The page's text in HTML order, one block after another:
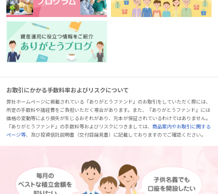
お取引にかかる手数料率およびリスクについて
弊社ホームページに掲載されている『ありがとうファンド』のお取引をしていただく際には、
所定の手数料や諸経費をご負担いただく場合があります。また、『ありがとうファンド』には
価格の変動等により損失が生じるおそれがあり、元本が保証されているわけではありません。
『ありがとうファンド』の手数料等およびリスクにつきましては、商品案内やお取引に関する
ページ等、及び投資信託説明書（交付目論見書）に記載しておりますのでご確認ください。